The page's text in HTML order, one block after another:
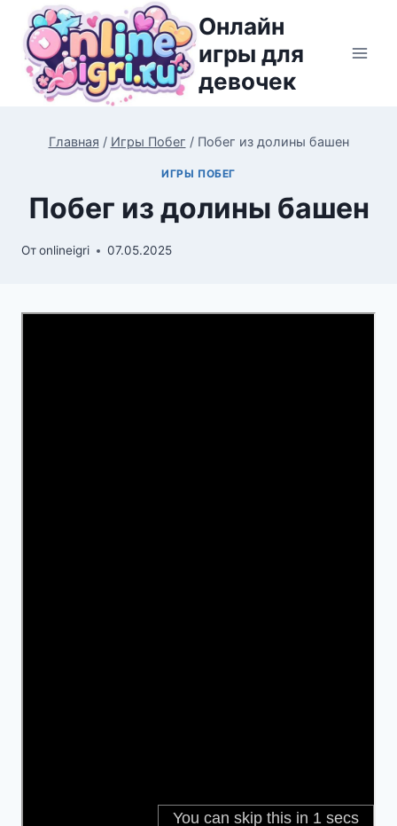
Перейти
содержимому
Онлайн
игры для
девочек
Главная / Игры Побег / Побег из долины башен
ИГРЫ ПОБЕГ
Побег из долины башен
Отonlineigri 07.05.2025